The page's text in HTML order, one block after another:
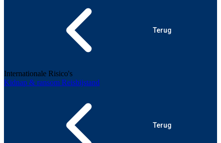
Terug
Internationale Risico's
Kidnap & ransom Reisbijstand
Terug